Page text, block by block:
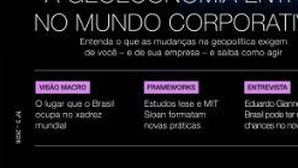
Tesla (assim
VISÃO, QUAIS FORAM OS
BRASILEIRO?**